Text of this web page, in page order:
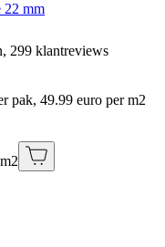
22 mm
299 klantreviews
pak, 49.99 euro per m2